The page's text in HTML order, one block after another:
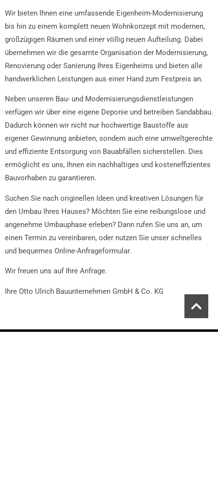
Wir bieten Ihnen eine umfassende Eigenheim-Modernisierung
bis hin zu einem komplett neuen Wohnkonzept mit modernen,
großzügigen Räumen und einer völlig neuen Aufteilung. Dabei
übernehmen wir die gesamte Organisation der Modernisierung,
Renovierung oder Sanierung Ihres Eigenheims und bieten alle
handwerklichen Leistungen aus einer Hand zum Festpreis an.
Neben unseren Bau- und Modernisierungsdienstleistungen
verfügen wir über eine eigene Deponie und betreiben Sandabbau.
Dadurch können wir nicht nur hochwertige Baustoffe aus
eigener Gewinnung anbieten, sondern auch eine umweltgerechte
und effiziente Entsorgung von Bauabfällen sicherstellen. Dies
ermöglicht es uns, Ihnen ein nachhaltiges und kosteneffizientes
Bauvorhaben zu garantieren.
Suchen Sie nach originellen Ideen und kreativen Lösungen für
den Umbau Ihres Hauses? Möchten Sie eine reibungslose und
angenehme Umbauphase erleben? Dann rufen Sie uns an, um
einen Termin zu vereinbaren, oder nutzen Sie unser schnelles
und bequemes Online-Anfrageformular.
Wir freuen uns auf Ihre Anfrage.
Ihre Otto Ulrich Bauunternehmen GmbH & Co. KG